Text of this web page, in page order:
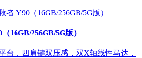
16GB/256GB/5G版）
台，四肩键双压感，双X轴线性马达，